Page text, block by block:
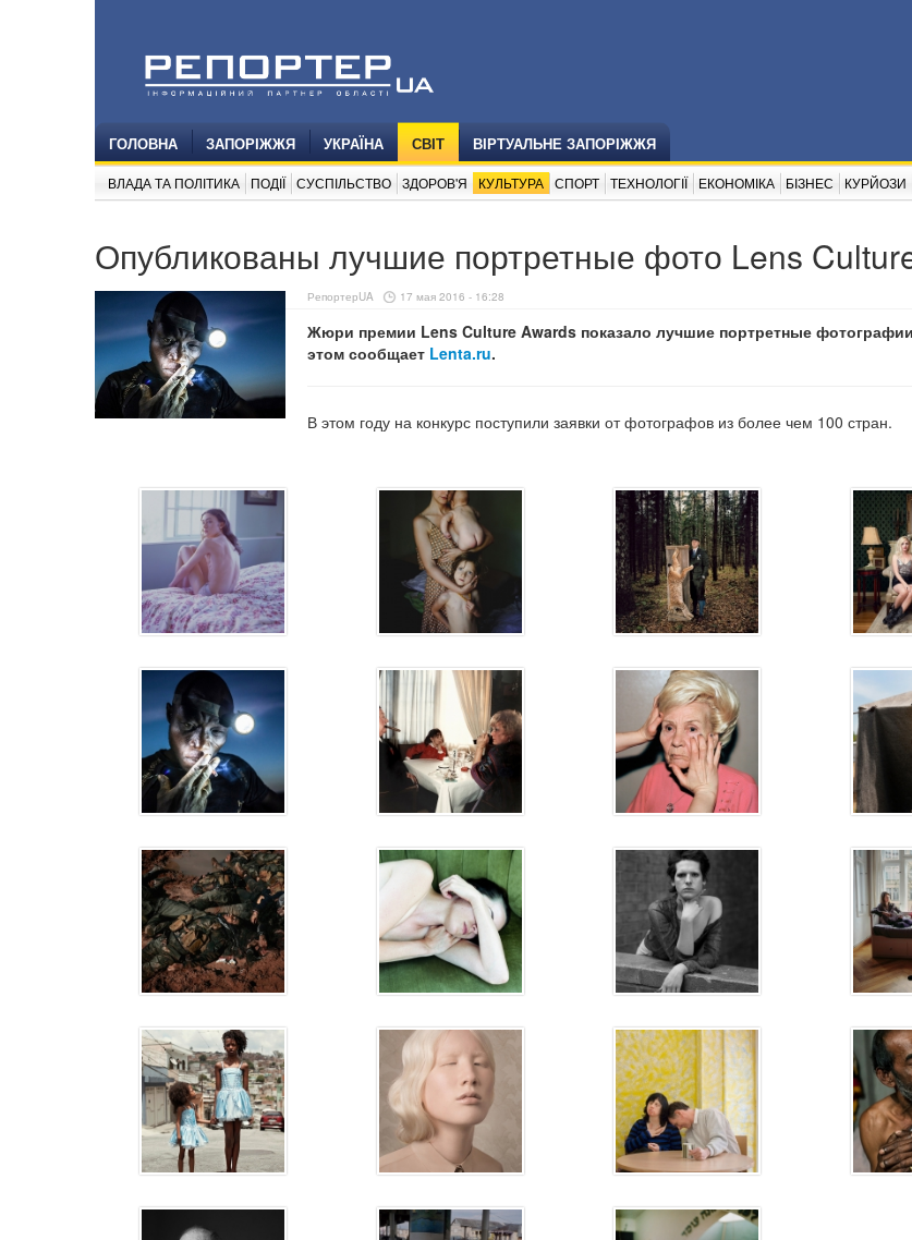
ГОЛОВНА ЗАПОРІЖЖЯ УКРАЇНА СВІТ ВІРТУАЛЬНЕ ЗАПОРІЖЖЯ
ВЛАДА ТА ПОЛІТИКА ПОДІЇ СУСПІЛЬСТВО ЗДОРОВ'Я КУЛЬТУРА СПОРТ ТЕХНОЛОГІЇ ЕКОНОМІКА БІЗНЕС КУРЙОЗИ
Опубликованы лучшие портретные фото Lens
РепортерUA 17 мая 2016 - 16:28
Жюри премии Lens Culture Awards показало лучшие портретные
этом сообщает Lenta.ru.
В этом году на конкурс поступили заявки от фотографов из более чем 100 стран.